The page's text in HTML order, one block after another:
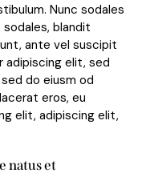
Nunc sodales
sodales, blandit
ante vel suscipit
elit, sed
do eiusm od
eros, eu
elit, adipiscing elit,
natus et